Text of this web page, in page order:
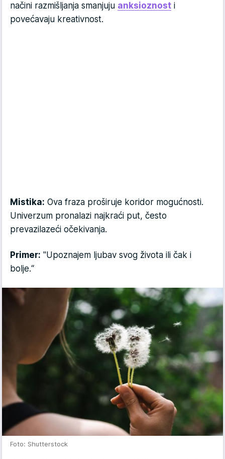
načini razmišljanja smanjuju anksioznost i
povećavaju kreativnost.
Mistika: Ova fraza proširuje koridor mogućnosti.
Univerzum pronalazi najkraći put, često
prevazilazeći očekivanja.
Primer: "Upoznajem ljubav svog života ili čak i
bolje.“
Foto: Shutterstock